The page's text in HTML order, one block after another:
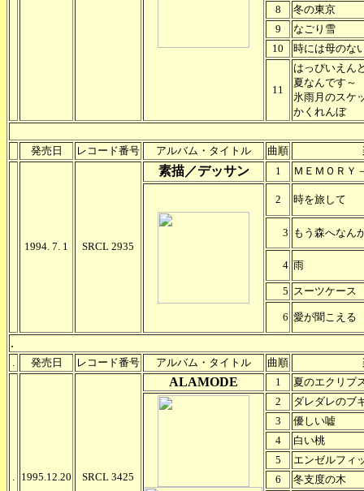
8
冬の東京
9
なごり雪
10
時には母のな
11
はっぴいえん
夏なんです～
氷雨月のスケ
かくれんぼ
発売日 レコード番号 アルバム・タイトル 曲順
1994. 7. 1 SRCL 2935
素描／デッサン 1 ＭＥＭＯＲＹ
2 時を旅して
3 もう森へなん
4 雨
5 スーツケース
6 愛が聞こえる
.
発売日 レコード番号 アルバム・タイトル 曲順
1995.12.20 SRCL 3425
ALAMODE 1
夏のエクリプ
2
ダレダレのブ
3
優しい嘘
4
白い桃
5
エンゼルフィ
6
冬支度の木